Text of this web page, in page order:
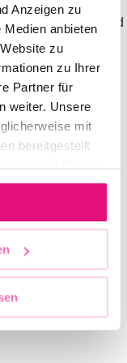
Anzeigen zu
anbieten
zu
zu Ihrer
Partner für
weiter. Unsere
mit
bereitgestellt
of acting and
this procedure
dynamic
The Berliner CSD
in an
the